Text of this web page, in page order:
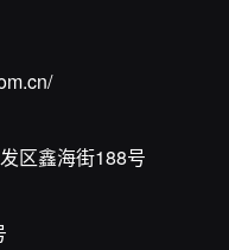
区鑫海街188号